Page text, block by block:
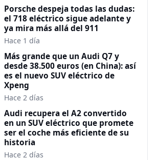
Porsche despeja todas las dudas:
el 718 eléctrico sigue adelante y
ya mira más allá del 911
Hace 1 día
Más grande que un Audi Q7 y
desde 38.500 euros (en China): así
es el nuevo SUV eléctrico de
Xpeng
Hace 2 días
Audi recupera el A2 convertido
en un SUV eléctrico que promete
ser el coche más eficiente de su
historia
Hace 2 días